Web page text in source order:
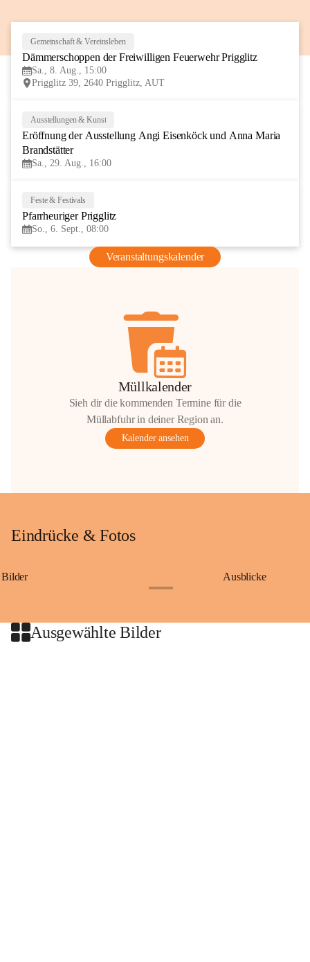
Gemeinschaft & Vereinsleben
Dämmerschoppen der Freiwilligen Feuerwehr Prigglitz
Sa., 8. Aug., 15:00
Prigglitz 39, 2640 Prigglitz, AUT
AUG
Ausstellungen & Kunst
Eröffnung der Ausstellung Angi Eisenköck und Anna Maria
Brandstätter
Sa., 29. Aug., 16:00
Feste & Festivals
Pfarrheuriger Prigglitz
So., 6. Sept., 08:00
Veranstaltungskalender
Müllkalender
Sieh dir die kommenden Termine für die
Müllabfuhr in deiner Region an.
Kalender ansehen
Eindrücke & Fotos
Bilder Ausblicke
Ausgewählte Bilder